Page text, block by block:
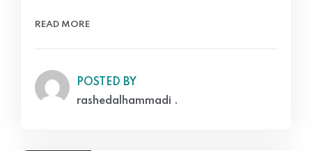
READ MORE
POSTED BY
rashedalhammadi .